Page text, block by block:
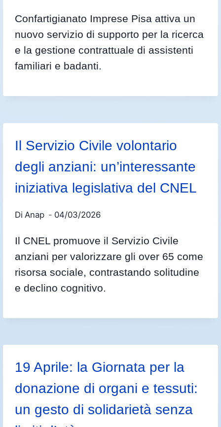
Confartigianato Imprese Pisa attiva un
nuovo servizio di supporto per la ricerca
e la gestione contrattuale di assistenti
familiari e badanti.
Il Servizio Civile volontario
degli anziani: un’interessante
iniziativa legislativa del CNEL
Di Anap 04/03/2026
Il CNEL promuove il Servizio Civile
anziani per valorizzare gli over 65 come
risorsa sociale, contrastando solitudine
e declino cognitivo.
19 Aprile: la Giornata per la
donazione di organi e tessuti:
un gesto di solidarietà senza